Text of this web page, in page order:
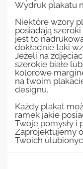
Wydruk plakatu
Niektóre wzory
posiadają
jest to
dokładnie taki
Jeżeli na
szerokie białe
kolorowe
na twoim
designu.
Każdy plakat
ramek jakie
Twoje pomysły i
Zaprojektujemy
Twoich